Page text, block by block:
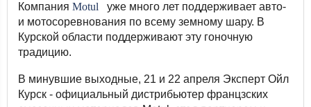
Компания Motul
уже много лет поддерживает авто-
и мотосоревнования по всему земному шару. В
Курской области поддерживают эту гоночную
традицию.
В минувшие выходные, 21 и 22 апреля Эксперт Ойл
Курск - официальный дистрибьютер францзских